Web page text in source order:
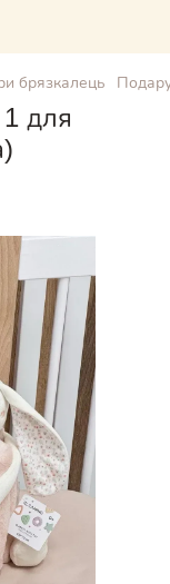
брязкалець
для